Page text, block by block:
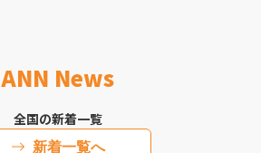
ANN News
全国の新着一覧
新着一覧へ